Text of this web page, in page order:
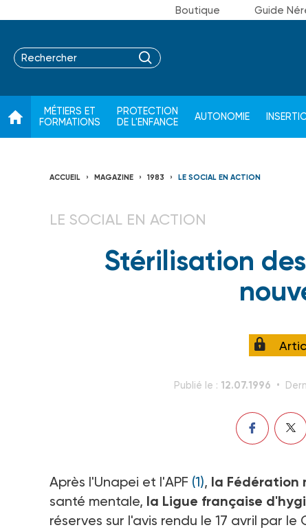
Boutique Guide
MÉTIERS ET
FORMATIONS
PROTECTION
DE L'ENFANCE
AUTONOMIE
ACCUEIL MAGAZINE 1983 LE SOCIAL EN ACTION
LE SOCIAL EN ACTION
Stérilisation
Publié le : 12.07.1996
Après l'Unapei et l'APF (1), la Fédération
santé mentale, la Ligue française
réserves sur l'avis rendu le 17 avril par